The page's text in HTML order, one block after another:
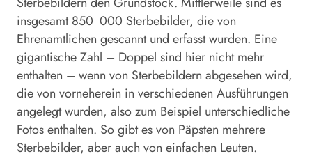
insgesamt 850 000 Sterbebilder, die von
Ehrenamtlichen gescannt und erfasst wurden. Eine
gigantische Zahl – Doppel sind hier nicht mehr
enthalten – wenn von Sterbebildern abgesehen wird,
die von vorneherein in verschiedenen Ausführungen
angelegt wurden, also zum Beispiel unterschiedliche
Fotos enthalten. So gibt es von Päpsten mehrere
Sterbebilder, aber auch von einfachen Leuten.